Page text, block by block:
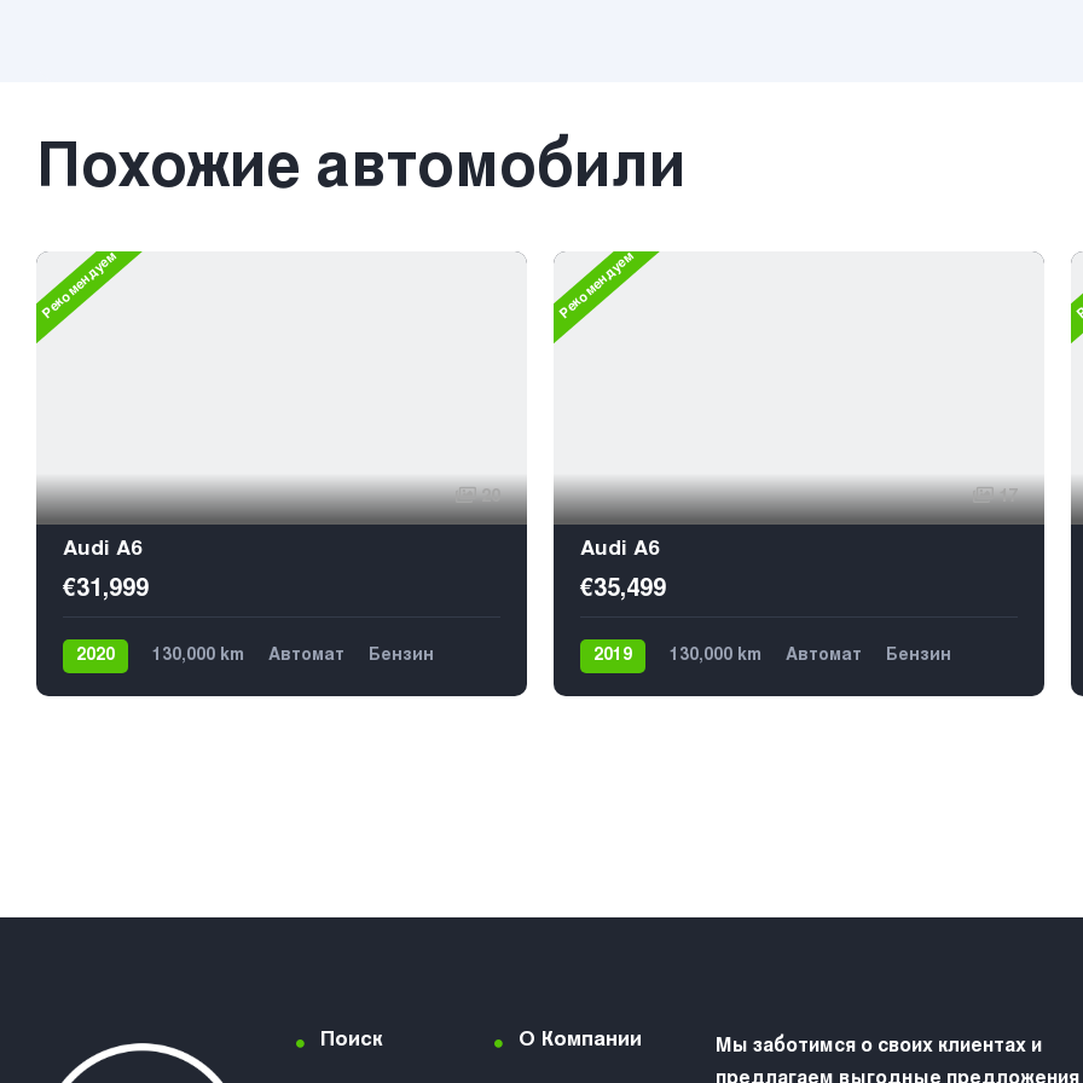
Похожие автомобили
Рекомендуем
20
Audi A6
€31,999
2020 130,000 km Автомат
Бензин
Рекомендуем
17
Audi A6
€35,499
2019 130,000 km Автомат
Бензин
Поиск О Компании
Мы заботимся о своих клиентах и
предлагаем выгодные предложения